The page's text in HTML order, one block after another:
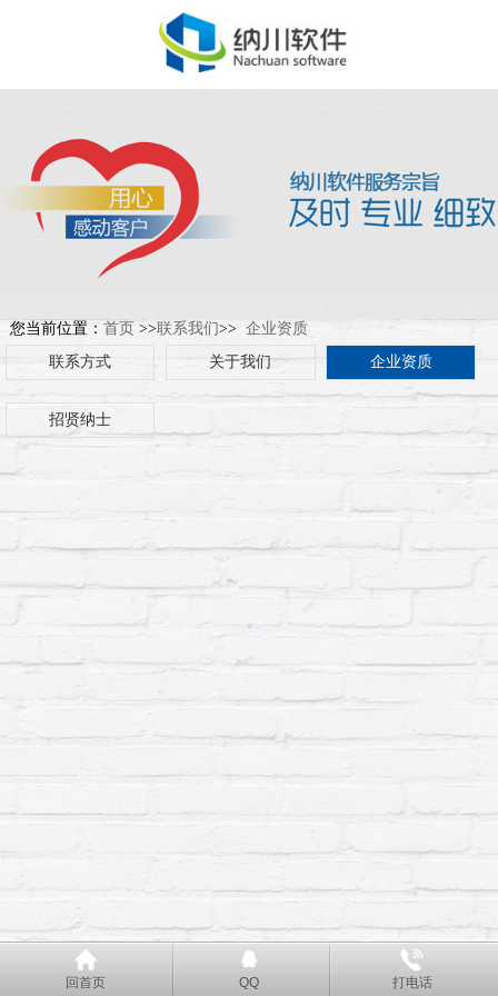
您当前位置： 首页 >>联系我们>> 企业资质
联系方式
关于我们 企业资质
招贤纳士
回首页 QQ 打电话